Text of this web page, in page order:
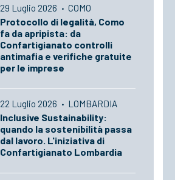
29 Luglio 2026 · COMO
Protocollo di legalità, Como
fa da apripista: da
Confartigianato controlli
antimafia e verifiche gratuite
per le imprese
22 Luglio 2026 · LOMBARDIA
Inclusive Sustainability:
quando la sostenibilità passa
dal lavoro. L'iniziativa di
Confartigianato Lombardia